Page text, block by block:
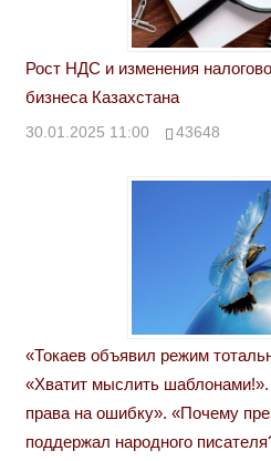
Рост НДС и изменения
бизнеса Казахстана
30.01.2025 11:00 43648
«Токаев объявил режим
«Хватит мыслить шаблонами!».
права на ошибку». «Почему
поддержал народного